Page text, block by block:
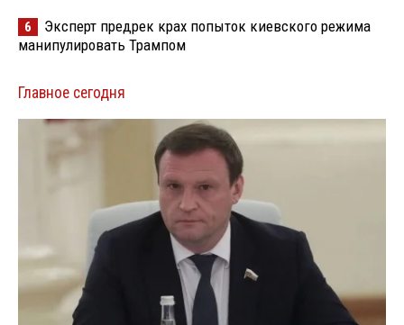
6
Эксперт предрек крах попыток киевского режима
манипулировать Трампом
Главное сегодня